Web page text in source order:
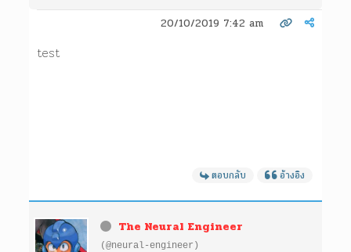
20/10/2019 7:42 am
test
ตอบกลับ อ้างอิง
The Neural Engineer
(@neural-engineer)